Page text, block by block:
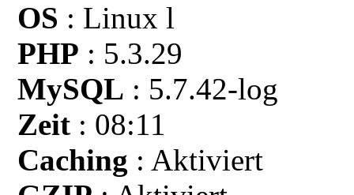
OS : Linux l
PHP : 5.3.29
MySQL : 5.7.42-log
Zeit : 08:11
Caching : Aktiviert